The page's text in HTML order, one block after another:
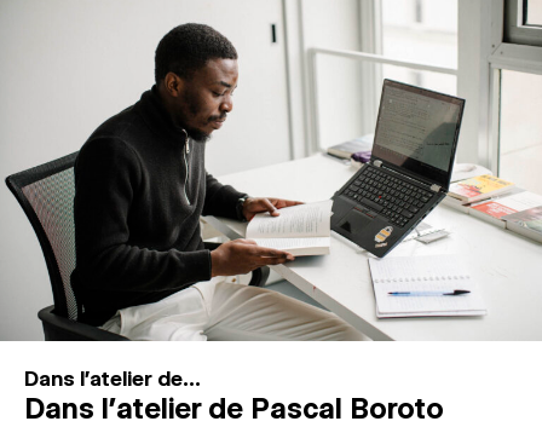
Dans l'atelier de...
Dans l’atelier de Pascal Boroto